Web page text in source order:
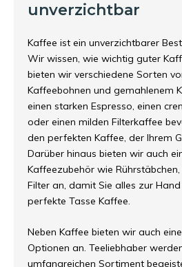
unverzichtbar
Kaffee ist ein unverzichtbarer
Wir wissen, wie wichtig guter
bieten wir verschiedene Sorten
Kaffeebohnen und gemahlenem
einen starken Espresso, einen
oder einen milden Filterkaffee
den perfekten Kaffee, der Ihrem
Darüber hinaus bieten wir auch
Kaffeezubehör wie
Filter an, damit Sie alles zur
perfekte Tasse Kaffee.
Neben Kaffee bieten wir auch
Optionen an. Teeliebhaber
umfangreichen Sortiment